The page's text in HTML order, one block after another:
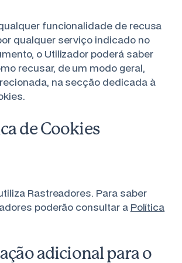
funcionalidade de recusa
qualquer serviço indicado no
o Utilizador poderá saber
recusar, de um modo geral,
na secção dedicada à
de Cookies
Rastreadores. Para saber
poderão consultar a Política
adicional para o